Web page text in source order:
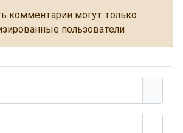
комментарии могут только
пользователи